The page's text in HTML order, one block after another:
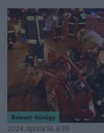
ért vissza időben a sávjába.
Baleset-bűnügy
2024. április 19. 9:39